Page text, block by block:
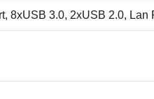
8xUSB 3.0, 2xUSB 2.0, Lan